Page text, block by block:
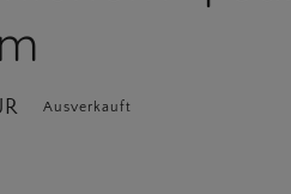
Ausverkauft